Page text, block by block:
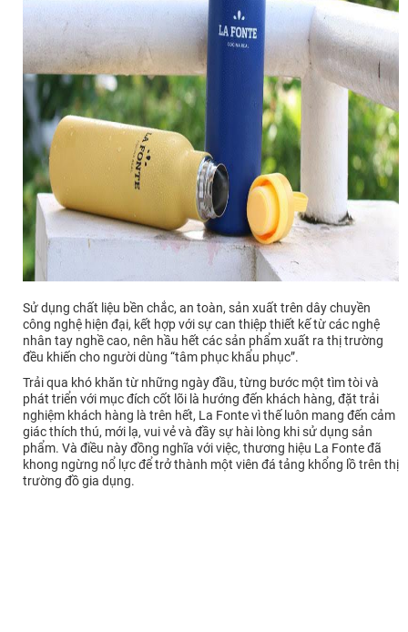
Sử dụng chất liệu bền chắc, an toàn, sản xuất trên dây chuyền
công nghệ hiện đại, kết hợp với sự can thiệp thiết kế từ các nghệ
nhân tay nghề cao, nên hầu hết các sản phẩm xuất ra thị trường
đều khiến cho người dùng “tâm phục khẩu phục”.
Trải qua khó khăn từ những ngày đầu, từng bước một tìm tòi và
phát triển với mục đích cốt lõi là hướng đến khách hàng, đặt trải
nghiệm khách hàng là trên hết, La Fonte vì thế luôn mang đến cảm
giác thích thú, mới lạ, vui vẻ và đầy sự hài lòng khi sử dụng sản
phẩm. Và điều này đồng nghĩa với việc, thương hiệu La Fonte đã
khong ngừng nổ lực để trở thành một viên đá tảng khổng lồ trên thị
trường đồ gia dụng.